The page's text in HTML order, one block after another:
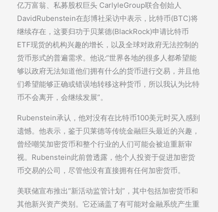
亿万富翁、私募股权巨头 CarlyleGroup联合创始人
DavidRubenstein在彭博社采访中表示，比特币(BTC)将
继续存在，这要归功于贝莱德(BlackRock)申请比特币
ETF现货的机构兴趣的增长，以及全球对政府无法控制的
货币形式的普遍需求。他说:“世界各地的很多人都希望能
够以政府无法知道他们拥有什么的货币进行交易，并且他
们希望能够正确或错误地转移这种货币，所以我认为比特
币不会离开，会继续发展”。
Rubenstein承认，他对没有在比特币100美元时买入感到
遗憾。他表示，鉴于贝莱德等传统金融巨头最近的兴趣，
曾经嘲笑加密货币和整个行业的人们可能会被迫重新审
视。Rubenstein此前曾透露，他个人投资于促进加密货
币交易的公司，尽管他没有直接拥有任何加密货币。
美联储宣布推出“新活动监管计划”，其中包括加密货币和
其他新兴资产类别。它还涵盖了有可能对金融系统产生重